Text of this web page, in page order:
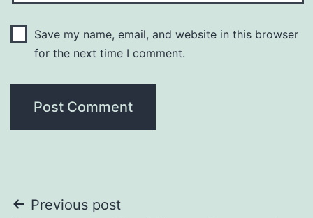
Save my name, email, and website in this browser
for the next time I comment.
Post
Previous post